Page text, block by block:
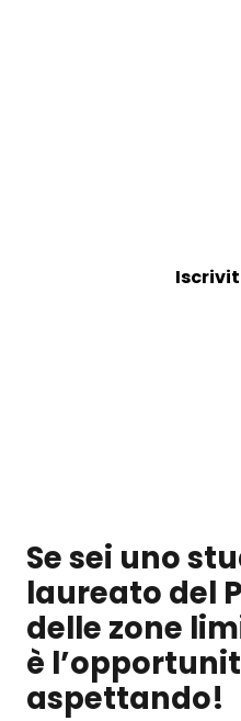
Se sei uno
laureato del
delle zone
è
aspettando!